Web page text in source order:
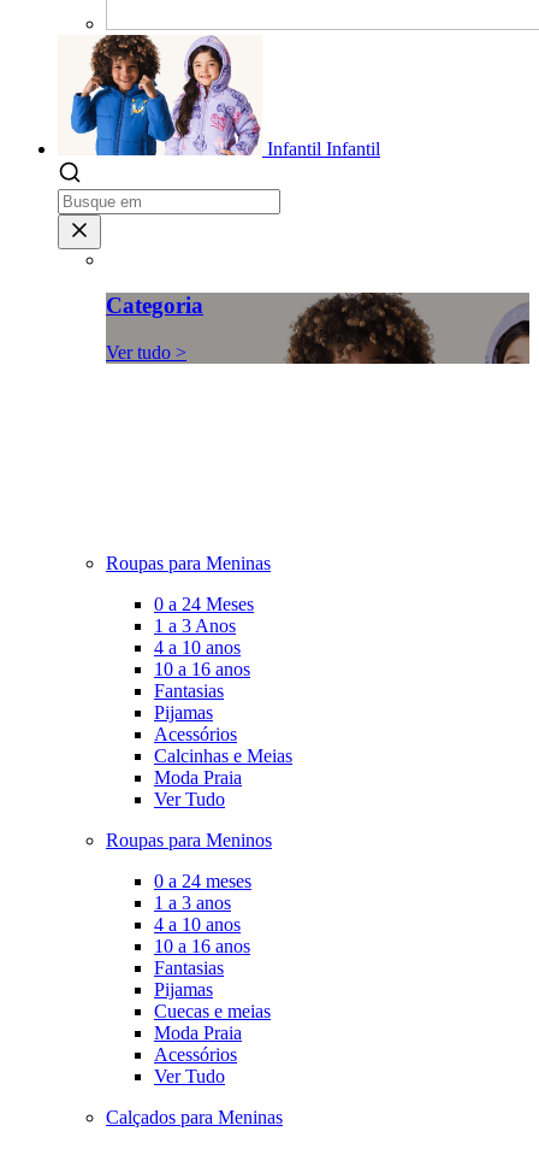
Infantil Infantil
Categoria
Ver tudo >
Roupas para Meninas
0 a 24 Meses
1 a 3 Anos
4 a 10 anos
10 a 16 anos
Fantasias
Pijamas
Acessórios
Calcinhas e Meias
Moda Praia
Ver Tudo
Roupas para Meninos
0 a 24 meses
1 a 3 anos
4 a 10 anos
10 a 16 anos
Fantasias
Pijamas
Cuecas e meias
Moda Praia
Acessórios
Ver Tudo
Calçados para Meninas